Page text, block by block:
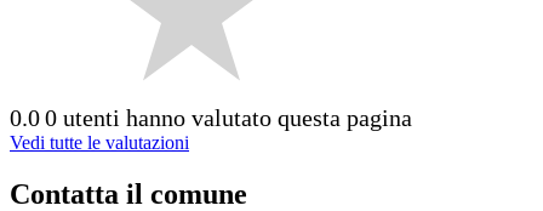
0.00 utenti hanno valutato questa pagina
Vedi tutte le valutazioni
Contatta il comune